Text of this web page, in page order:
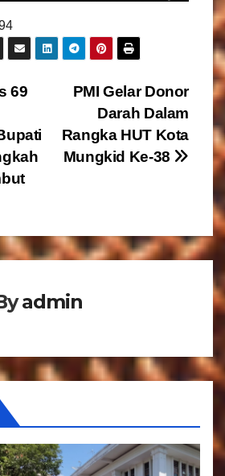
PMI Gelar Donor
Darah Dalam
Rangka HUT Kota
Mungkid Ke-38
69
admin